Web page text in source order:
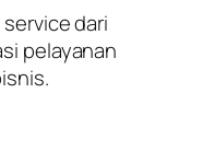
dari
pelayanan